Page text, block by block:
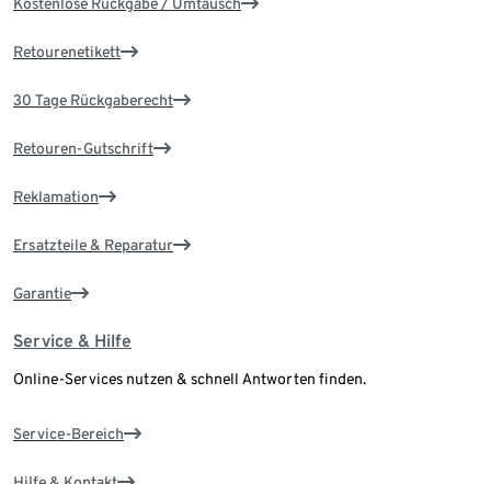
Retourenetikett
30 Tage Rückgaberecht
Retouren-Gutschrift
Reklamation
Ersatzteile & Reparatur
Garantie
Service & Hilfe
Online-Services nutzen & schnell Antworten finden.
Service-Bereich